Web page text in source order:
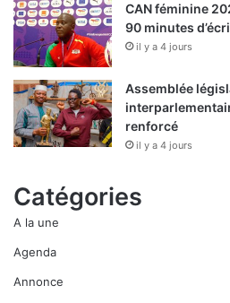
CAN féminine
90 minutes
il y a 4 jours
Assemblée
renforcé
il y a 4 jours
Catégories
A la une
Agenda
Annonce